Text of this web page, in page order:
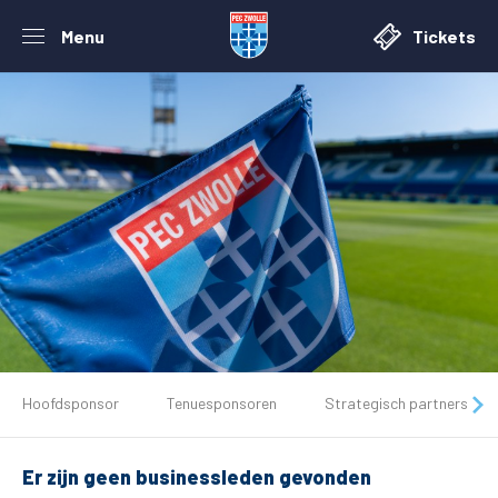
Menu Tickets
Tickets
Matchdays
Hoofdsponsor Tenuesponsoren Strategisch partners
Er zijn geen businessleden gevonden